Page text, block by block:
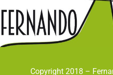
Copyright 2018 –